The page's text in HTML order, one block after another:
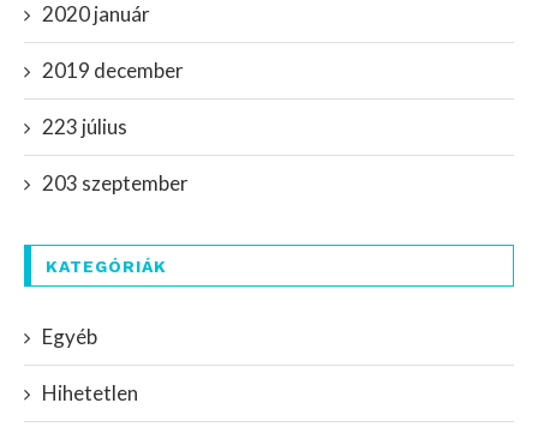
2020 január
2019 december
223 július
203 szeptember
KATEGÓRIÁK
Egyéb
Hihetetlen